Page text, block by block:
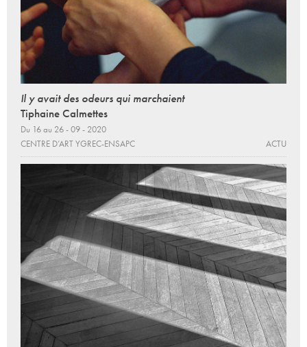
Il y avait des odeurs qui marchaient
Tiphaine Calmettes
Du 16 au 26 - 09 - 2020
CENTRE D’ART YGREC-ENSAPC
ACTU